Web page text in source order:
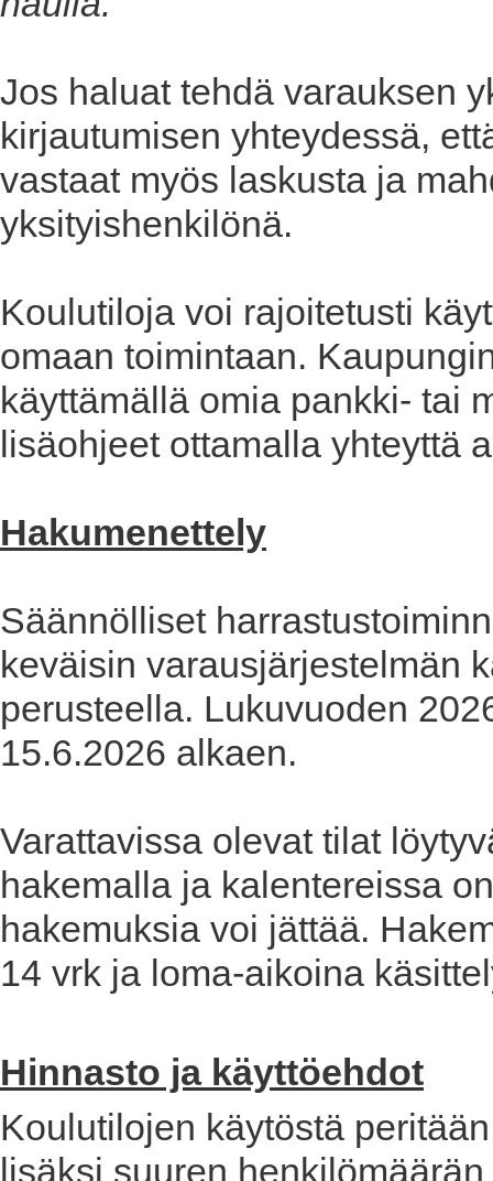
Jos haluat tehdä varauksen
kirjautumisen yhteydessä,
vastaat myös laskusta ja
yksityishenkilönä.
Koulutiloja voi rajoitetusti
omaan toimintaan.
käyttämällä omia pankki- tai
lisäohjeet ottamalla yhteyttä
Hakumenettely
Säännölliset
keväisin varausjärjestelmän
perusteella. Lukuvuoden
15.6.2026 alkaen.
Varattavissa olevat tilat
hakemalla ja kalentereissa
hakemuksia voi jättää.
14 vrk ja loma-aikoina
Hinnasto ja käyttöehdot
Koulutilojen käytöstä
lisäksi suuren